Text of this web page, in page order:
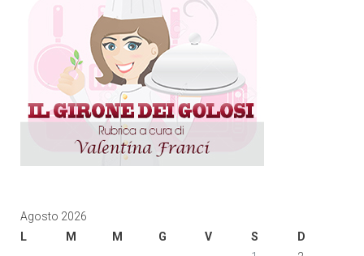
Agosto 2026
L
M M G V S
D